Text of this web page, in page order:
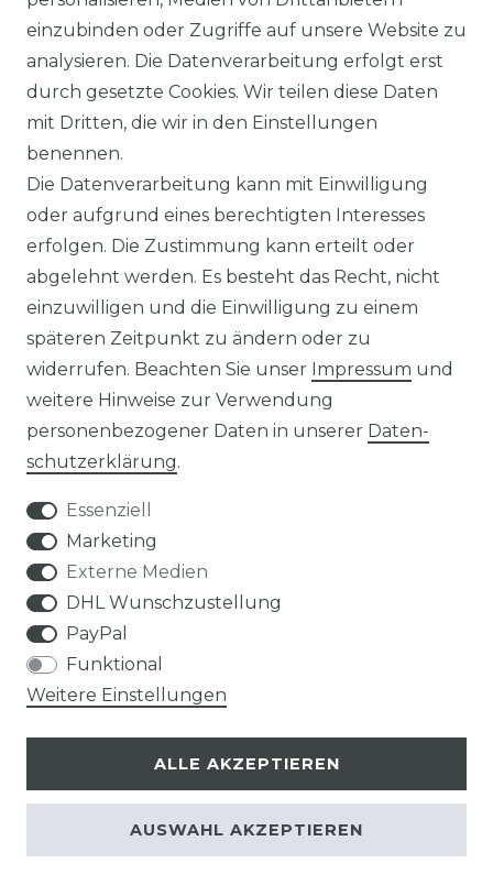
1 Set
*inkl. ges. MwSt. zzgl.Versandkosten
Daikin Perfera FTXTM40S
ColdRegion WiFi Inverter
Wand-Klimageräte-Set -
5,1 kW
2.499,00 € *
* inkl. ges. MwSt.
Kaisai ICE KLB-12HRHI -
R32 - WiFi - Inverter
Wandklimageräte-Set,
schwarz - 4,3 kW
einzubinden oder Zugriffe auf unsere Website zu
analysieren. Die Datenverarbeitung erfolgt erst
durch gesetzte Cookies. Wir teilen diese Daten
mit Dritten, die wir in den Einstellungen
benennen.
Die Datenverarbeitung kann mit Einwilligung
oder aufgrund eines berechtigten Interesses
erfolgen. Die Zustimmung kann erteilt oder
abgelehnt werden. Es besteht das Recht, nicht
einzuwilligen und die Einwilligung zu einem
späteren Zeitpunkt zu ändern oder zu
widerrufen. Beachten Sie unser Impressum und
weitere Hinweise zur Verwendung
personenbezogener Daten in unserer Daten­
schutz­erklärung.
Essenziell
Marketing
Externe Medien
DHL Wunschzustellung
PayPal
Funktional
Weitere Einstellungen
ALLE AKZEPTIEREN
AUSWAHL AKZEPTIEREN